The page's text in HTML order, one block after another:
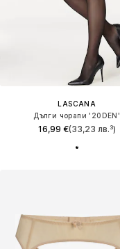
LASCANA
Дълги чорапи '20DEN'
16,99 €(33,23 лв.³)